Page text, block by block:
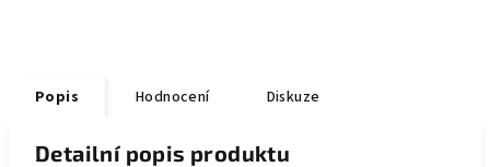
Popis Hodnocení Diskuze
Detailní popis produktu